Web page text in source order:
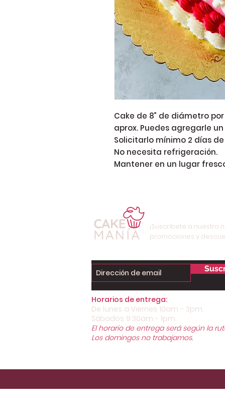
Cake de 8” de diámetro
aprox. Puedes agregarle
Solicitarlo mínimo 2 días
No necesita refrigeración.
Mantener en un lugar
¡Suscríbete a nuestro
promociones y
Horarios de entrega:
De lunes a Viernes 10am - 3pm.
Sábados 9:30am - 1pm.
El horario de entrega será según la
Los domingos no trabajamos.